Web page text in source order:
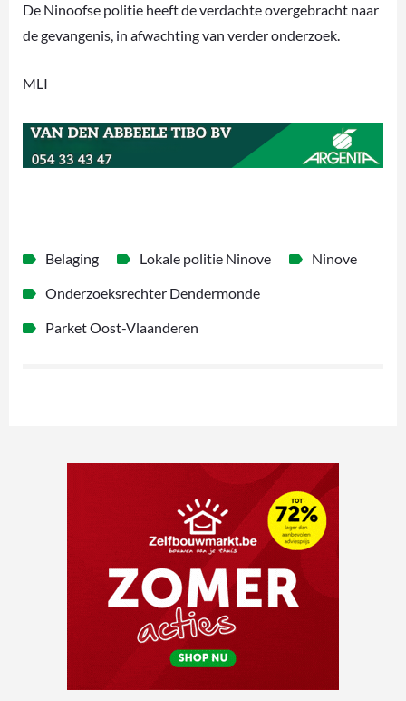
De Ninoofse politie heeft de verdachte overgebracht naar
de gevangenis, in afwachting van verder onderzoek.
MLI
Belaging Lokale politie Ninove
Ninove
Onderzoeksrechter Dendermonde
Parket Oost-Vlaanderen